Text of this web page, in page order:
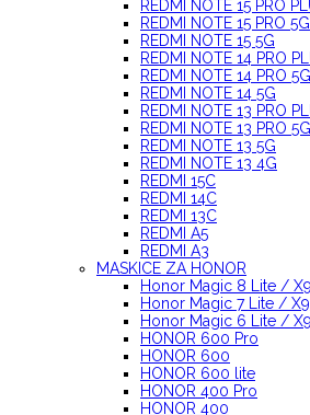
REDMI NOTE 15 PRO
REDMI NOTE 15 PRO 5G
REDMI NOTE 15 5G
REDMI NOTE 14 PRO
REDMI NOTE 14 PRO 5G
REDMI NOTE 14 5G
REDMI NOTE 13 PRO
REDMI NOTE 13 PRO 5G
REDMI NOTE 13 5G
REDMI NOTE 13 4G
REDMI 15C
REDMI 14C
REDMI 13C
REDMI A5
REDMI A3
MASKICE ZA HONOR
Honor Magic 8 Lite /
Honor Magic 7 Lite /
Honor Magic 6 Lite /
HONOR 600 Pro
HONOR 600
HONOR 600 lite
HONOR 400 Pro
HONOR 400